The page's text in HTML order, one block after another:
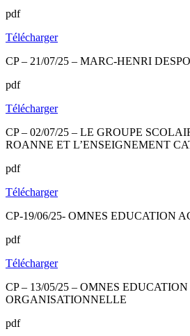
pdf
Télécharger
CP – 21/07/25 – MARC-HENRI
pdf
Télécharger
CP – 02/07/25 – LE GROUPE
ROANNE ET L’ENSEIGNEMENT
pdf
Télécharger
CP-19/06/25- OMNES EDUCATION
pdf
Télécharger
CP – 13/05/25 – OMNES
ORGANISATIONNELLE
pdf